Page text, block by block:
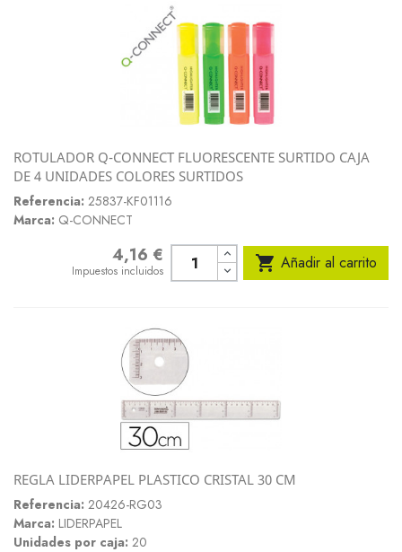
ROTULADOR Q-CONNECT FLUORESCENTE SURTIDO CAJA
DE 4 UNIDADES COLORES SURTIDOS
Referencia: 25837-KF01116
Marca: Q-CONNECT
4,16 €
Impuestos incluidos  Añadir al carrito
REGLA LIDERPAPEL PLASTICO CRISTAL 30 CM
Referencia: 20426-RG03
Marca: LIDERPAPEL
Unidades por caja: 20